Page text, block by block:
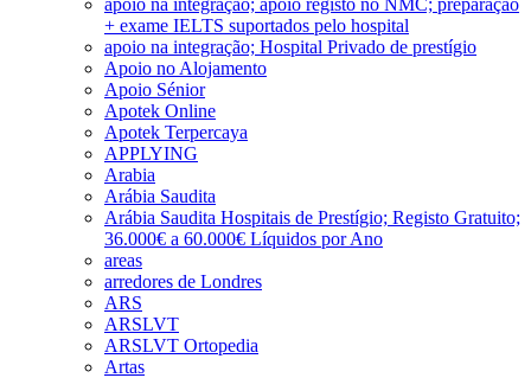
+ exame IELTS suportados pelo hospital
apoio na integração; Hospital Privado de prestígio
Apoio no Alojamento
Apoio Sénior
Apotek Online
Apotek Terpercaya
APPLYING
Arabia
Arábia Saudita
Arábia Saudita Hospitais de Prestígio; Registo Gratuito;
36.000€ a 60.000€ Líquidos por Ano
areas
arredores de Londres
ARS
ARSLVT
ARSLVT Ortopedia
Artas